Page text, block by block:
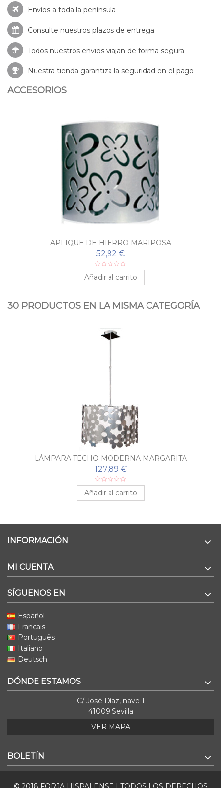
Envíos a toda la península
Consulte nuestros plazos de entrega
Todos nuestros envios viajan de forma segura
Nuestra tienda garantiza la seguridad en el pago
ACCESORIOS
APLIQUE DE HIERRO MARIPOSA
52,92 €
Añadir al carrito
30 PRODUCTOS EN LA MISMA CATEGORÍA
LÁMPARA TECHO MODERNA MARGARITA
127,89 €
Añadir al carrito
INFORMACIÓN
MI CUENTA
SÍGUENOS EN
Español
Français
Português
Italiano
Deutsch
DÓNDE ESTAMOS
C/ José Díaz, nave 1
41009 Sevilla
VER MAPA
BOLETÍN
© 2018 FORJA HISPALENSE | TODOS LOS DERECHOS